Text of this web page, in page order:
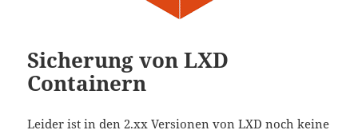
Sicherung von LXD
Containern
Leider ist in den 2.xx Versionen von LXD noch keine